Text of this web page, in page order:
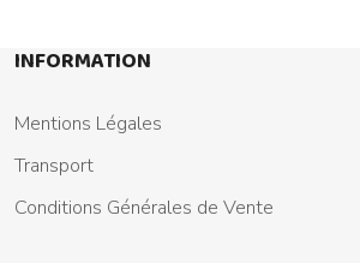
INFORMATION
Mentions Légales
Transport
Conditions Générales de Vente